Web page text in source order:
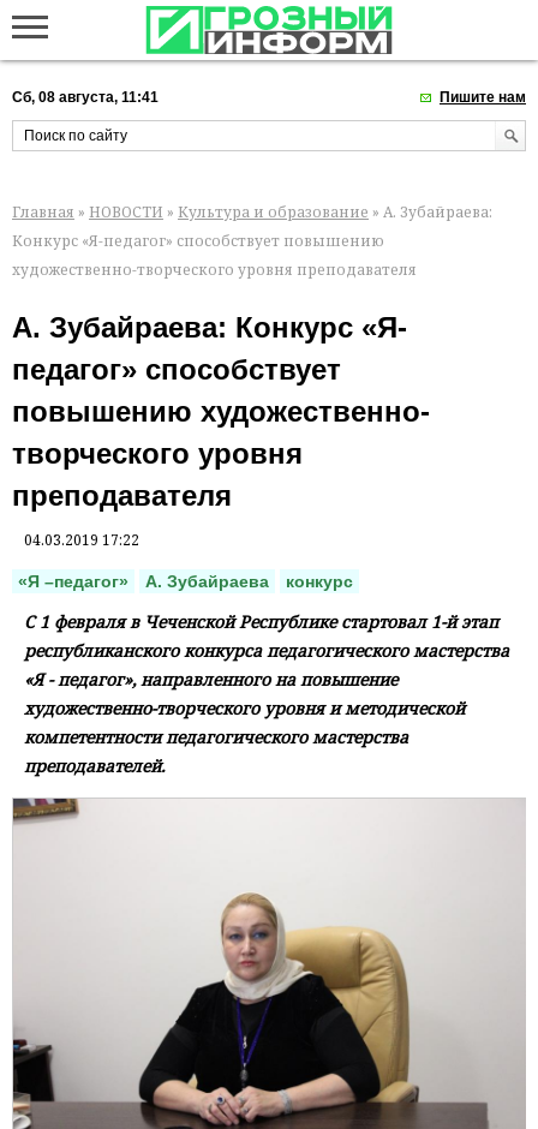
Сб, 08 августа, 11:41 Пишите нам
Главная » НОВОСТИ » Культура и образование » А. Зубайраева:
Конкурс «Я-педагог» способствует повышению
художественно-творческого уровня преподавателя
А. Зубайраева: Конкурс «Я-
педагог» способствует
повышению художественно-
творческого уровня
преподавателя
04.03.2019 17:22
«Я –педагог» А. Зубайраева конкурс
С 1 февраля в Чеченской Республике стартовал 1-й этап
республиканского конкурса педагогического мастерства
«Я - педагог», направленного на повышение
художественно-творческого уровня и методической
компетентности педагогического мастерства
преподавателей.